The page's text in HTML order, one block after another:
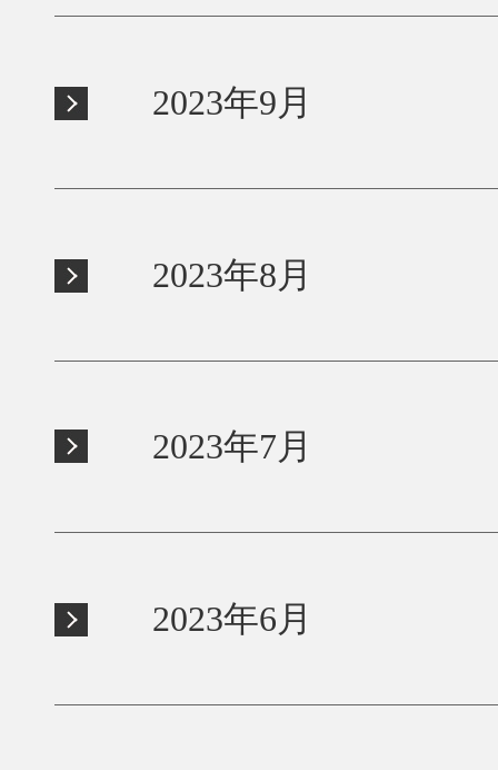
2023年9月
2023年8月
2023年7月
2023年6月